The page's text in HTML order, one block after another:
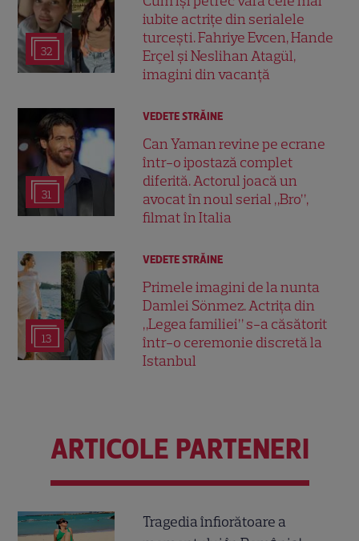
32
iubite actrițe din serialele
turcești. Fahriye Evcen, Hande
Erçel și Neslihan Atagül,
imagini din vacanță
31
VEDETE STRĂINE
Can Yaman revine pe ecrane
într-o ipostază complet
diferită. Actorul joacă un
avocat în noul serial „Bro”,
filmat în Italia
13
VEDETE STRĂINE
Primele imagini de la nunta
Damlei Sönmez. Actrița din
„Legea familiei” s-a căsătorit
într-o ceremonie discretă la
Istanbul
ARTICOLE PARTENERI
Tragedia înfiorătoare a